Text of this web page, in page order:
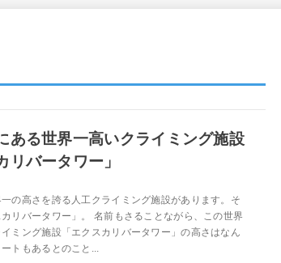
ある世界一高いクライミング施設
リバータワー」
の高さを誇る人工クライミング施設があります。そ
リバータワー」。 名前もさることながら、この世界
ミング施設「エクスカリバータワー」の高さはなん
トもあるとのこと...